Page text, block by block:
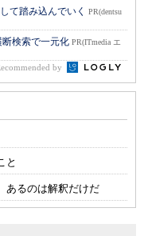
て踏み込んでいく
PR(dentsu
検索で一元化 PR(ITmedia エ
by
と
あるのは解釈だけだ